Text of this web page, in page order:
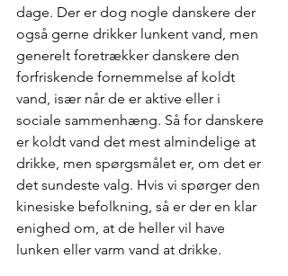
dage. Der er dog nogle danskere der
også gerne drikker lunkent vand, men
generelt foretrækker danskere den
forfriskende fornemmelse af koldt
vand, især når de er aktive eller i
sociale sammenhæng. Så for danskere
er koldt vand det mest almindelige at
drikke, men spørgsmålet er, om det er
det sundeste valg. Hvis vi spørger den
kinesiske befolkning, så er der en klar
enighed om, at de heller vil have
lunken eller varm vand at drikke.